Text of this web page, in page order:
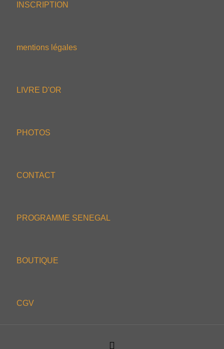
INSCRIPTION
mentions légales
LIVRE D'OR
PHOTOS
CONTACT
PROGRAMME SENEGAL
BOUTIQUE
CGV